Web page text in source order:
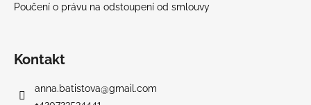
Poučení o právu na odstoupení od smlouvy
Kontakt
anna.batistova@gmail.com